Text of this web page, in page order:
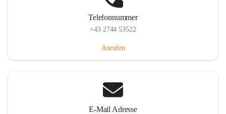
Telefonnummer
+43 2744 53522
Anrufen
E-Mail Adresse